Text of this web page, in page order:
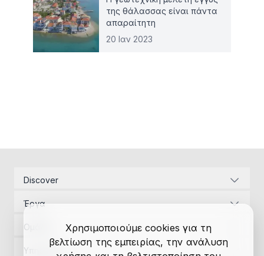
της θάλασσας είναι πάντα
απαραίτητη
20 Ιαν 2023
Χρησιμοποιούμε cookies για τη
βελτίωση της εμπειρίας, την ανάλυση
Discover
Ενεργειακές υποδομές
Αναπτυξιακός Νόμος
Επικοινωνία
Έργα
Μελέτες εφαρμογής
Αδειοδοτήσεις
Ομάδα
Διαχείριση Έργων
Υπηρεσίες